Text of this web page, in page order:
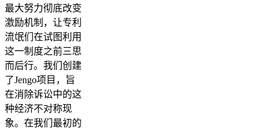
最大努力彻底改变
激励机制，让专利
流氓们在试图利用
这一制度之前三思
而后行。我们创建
了Jengo项目，旨
在消除诉讼中的这
种经济不对称现
象。在我们最初的